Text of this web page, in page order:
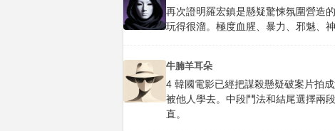
再次證明羅宏鎮是懸疑驚悚氛圍營造
玩得很溜。極度血腥、暴力、邪魅、
牛腩羊耳朵
4 韓國電影已經把謀殺懸疑破案片拍
被他人學去。中段鬥法和結尾選擇兩
直。